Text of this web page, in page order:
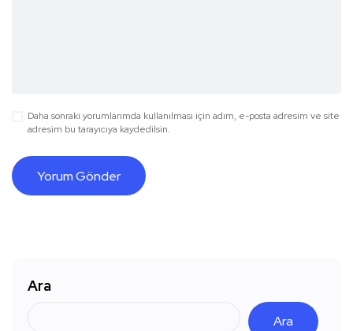
Daha sonraki yorumlarımda kullanılması için adım, e-posta adresim ve site
adresim bu tarayıcıya kaydedilsin.
Ara
Ara